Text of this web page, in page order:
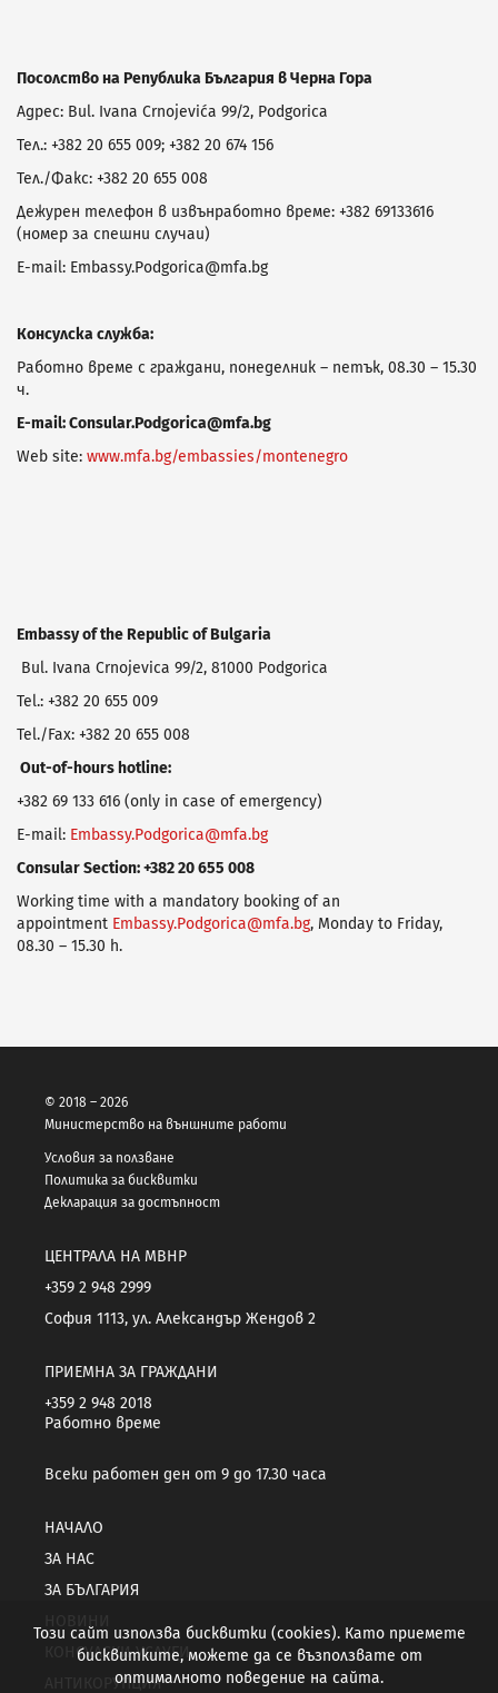
Посолство на Република България в Черна Гора
Адрес: Bul. Ivana Crnojevića 99/2, Podgorica
Тел.: +382 20 655 009; +382 20 674 156
Тел./Факс: +382 20 655 008
Дежурен телефон в извънработно време: +382 69133616
(номер за спешни случаи)
E-mail: Embassy.Podgorica@mfa.bg
Консулска служба:
Работно време с граждани, понеделник – петък, 08.30 – 15.30
ч.
E-mail:Consular.Podgorica@mfa.bg
Web site: www.mfa.bg/embassies/montenegro
Embassyofthe Republicof Bulgaria
Bul. Ivana Crnojevica 99/2, 81000 Podgorica
Tel.: +382 20 655 009
Tel./Fax: +382 20 655 008
Out-of-hours hotline:
+382 69 133 616 (only in case of emergency)
E-mail: Embassy.Podgorica@mfa.bg
Consular Section: +382 20 655 008
Working time with a mandatory booking of an
appointment Embassy.Podgorica@mfa.bg, Monday to Friday,
08.30 – 15.30 h.
© 2018 – 2026
Министерство на външните работи
Условия за ползване
Политика за бисквитки
Декларация за достъпност
ЦЕНТРАЛА НА МВНР
+359 2 948 2999
София 1113, ул. Александър Жендов 2
ПРИЕМНА ЗА ГРАЖДАНИ
+359 2 948 2018
Работно време
Всеки работен ден от 9 до 17.30 часа
НАЧАЛО
ЗА НАС
ЗА БЪЛГАРИЯ
КОНСУЛСКИ УСЛУГИ
АНТИКОРУПЦИЯ
Този сайт използва бисквитки (cookies). Като приемете
бисквитките, можете да се възползвате от
оптималното поведение на сайта.